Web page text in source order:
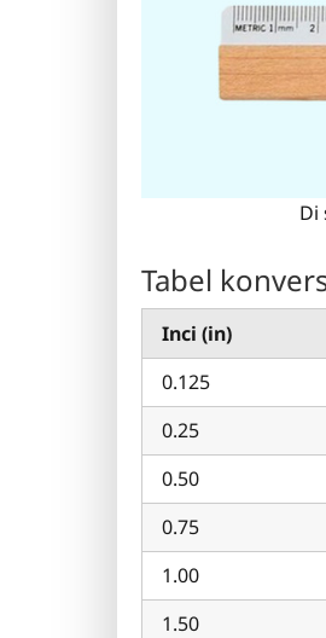
Di
Tabel
Inci (in)
0.125
0.25
0.50
0.75
1.00
1.50